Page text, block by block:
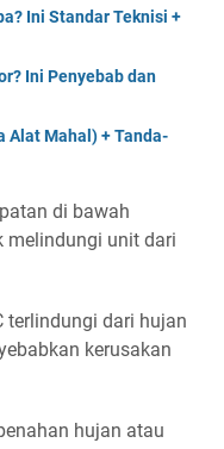
Ini Standar Teknisi +
Ini Penyebab dan
Alat Mahal) + Tanda-
di bawah
melindungi unit dari
terlindungi dari hujan
kerusakan
hujan atau